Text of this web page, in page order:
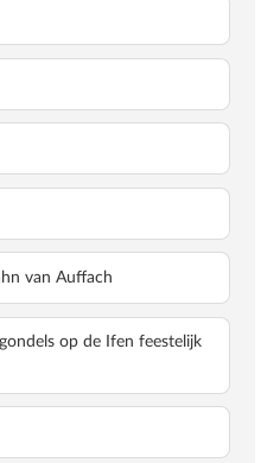
van Auffach
op de Ifen feestelijk